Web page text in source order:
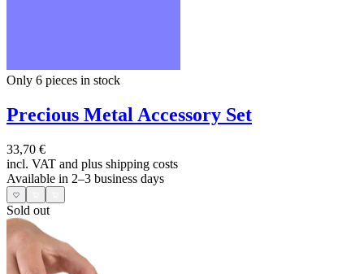
Only 6 pieces in stock
Precious Metal Accessory Set
33,70 €
incl. VAT and plus shipping costs
Available in 2–3 business days
Sold out